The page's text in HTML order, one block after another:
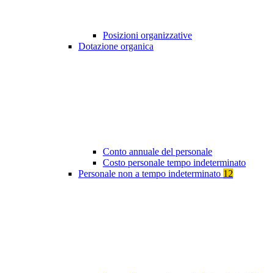
Posizioni organizzative
Dotazione organica
Conto annuale del personale
Costo personale tempo indeterminato
Personale non a tempo indeterminato 12